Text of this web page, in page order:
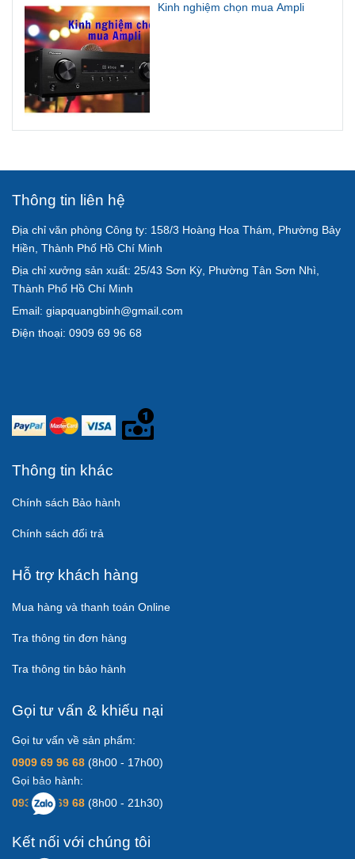
Kinh nghiệm chọn mua Ampli
Thông tin liên hệ
Địa chỉ văn phòng Công ty: 158/3 Hoàng Hoa Thám, Phường Bảy
Hiền, Thành Phố Hồ Chí Minh
Địa chỉ xưởng sản xuất: 25/43 Sơn Kỳ, Phường Tân Sơn Nhì,
Thành Phố Hồ Chí Minh
Email: giapquangbinh@gmail.com
Điện thoại: 0909 69 96 68
Thông tin khác
Chính sách Bảo hành
Chính sách đổi trả
Hỗ trợ khách hàng
Mua hàng và thanh toán Online
Tra thông tin đơn hàng
Tra thông tin bảo hành
Gọi tư vấn & khiếu nại
Gọi tư vấn về sản phẩm:
0909 69 96 68 (8h00 - 17h00)
Gọi bảo hành:
0931 83 69 68 (8h00 - 21h30)
Kết nối với chúng tôi